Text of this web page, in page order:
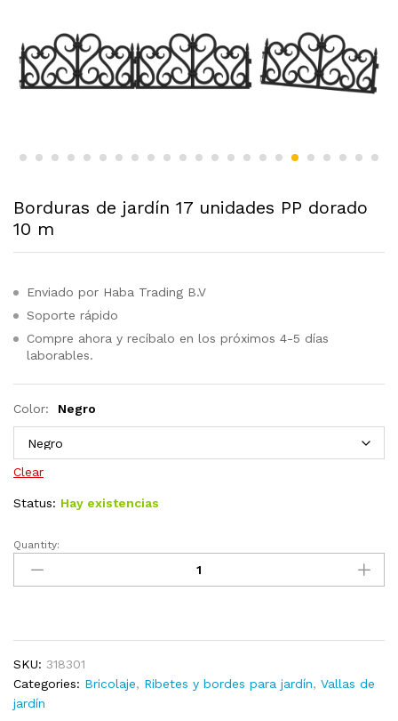
Borduras de jardín 17 unidades PP dorado
10 m
Enviado por Haba Trading B.V
Soporte rápido
Compre ahora y recíbalo en los próximos 4-5 días
laborables.
Color: Negro
Clear
Status: Hay existencias
Borduras
jardín
dorado
10
m
Quantity:
SKU: 318301
Categories: Bricolaje, Ribetes y bordes para jardín, Vallas de
jardín